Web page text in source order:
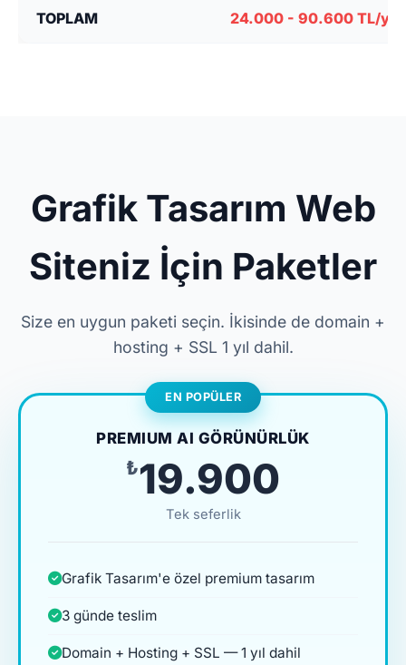
TOPLAM 24.000 - 90.600 TL/yıl
Grafik Tasarım Web
Siteniz İçin Paketler
Size en uygun paketi seçin. İkisinde de domain +
hosting + SSL 1 yıl dahil.
EN POPÜLER
PREMIUM AI GÖRÜNÜRLÜK
₺19.900
Tek seferlik
Grafik Tasarım'e özel premium tasarım
3 günde teslim
Domain + Hosting + SSL — 1 yıl dahil